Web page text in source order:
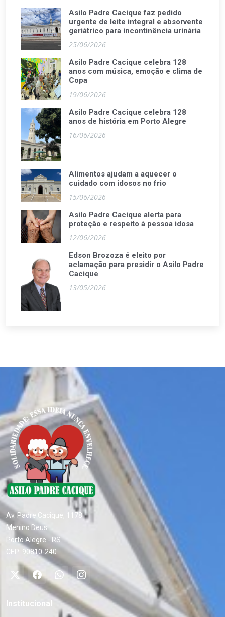
Asilo Padre Cacique faz pedido
urgente de leite integral e absorvente
geriátrico para incontinência urinária
25/06/2026
Asilo Padre Cacique celebra 128
anos com música, emoção e clima de
Copa
19/06/2026
Asilo Padre Cacique celebra 128
anos de história em Porto Alegre
16/06/2026
Alimentos ajudam a aquecer o
cuidado com idosos no frio
15/06/2026
Asilo Padre Cacique alerta para
proteção e respeito à pessoa idosa
12/06/2026
Edson Brozoza é eleito por
aclamação para presidir o Asilo Padre
Cacique
13/05/2026
Av. Padre Cacique, 1178
Menino Deus
Porto Alegre - RS
CEP: 90810-240
Institucional